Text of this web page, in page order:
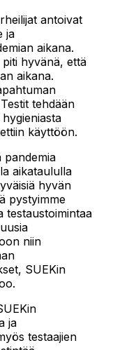
antoivat
ja
aikana.
hyvänä, että
aikana.
tehdään
käyttöön.
pandemia
aikataululla
hyvän
pystyimme
testaustoimintaa
niin
SUEKin
ja
testaajien